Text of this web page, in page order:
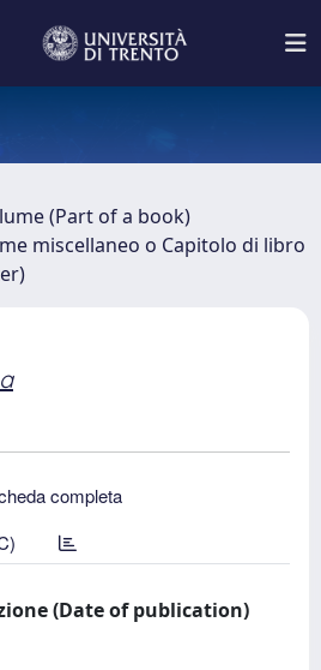
(Part of a book)
miscellaneo o Capitolo di libro
completa
(Date of publication)